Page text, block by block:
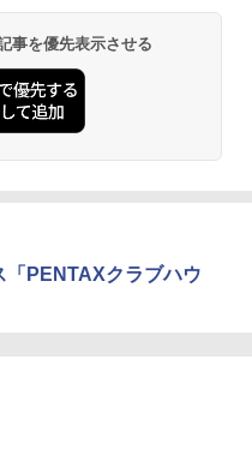
事を優先表示させる
「PENTAXクラブハウ